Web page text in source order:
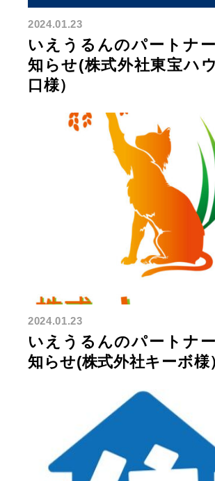
いえうるんのパートナ
知らせ(株式外社東宝ハ
口様）
2024.01.23
いえうるんのパートナ
知らせ(株式外社キーボ様
2024.01.23